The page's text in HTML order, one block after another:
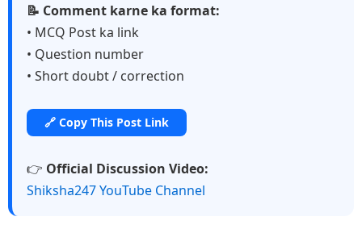
📝 Comment karne ka format:
• MCQ Post ka link
• Question number
• Short doubt / correction
🔗 Copy This Post Link
👉 Official Discussion Video:
Shiksha247 YouTube Channel